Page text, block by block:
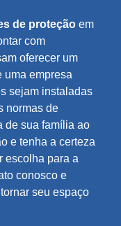
de proteção em
com
oferecer um
uma empresa
sejam instaladas
normas de
de sua família ao
e tenha a certeza
escolha para a
conosco e
seu espaço